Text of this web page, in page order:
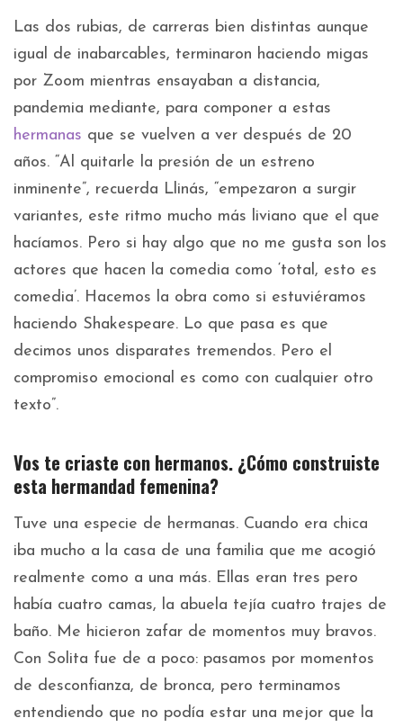
Las dos rubias, de carreras bien distintas aunque
igual de inabarcables, terminaron haciendo migas
por Zoom mientras ensayaban a distancia,
pandemia mediante, para componer a estas
hermanas que se vuelven a ver después de 20
años. “Al quitarle la presión de un estreno
inminente”, recuerda Llinás, “empezaron a surgir
variantes, este ritmo mucho más liviano que el que
hacíamos. Pero si hay algo que no me gusta son los
actores que hacen la comedia como ‘total, esto es
comedia’. Hacemos la obra como si estuviéramos
haciendo Shakespeare. Lo que pasa es que
decimos unos disparates tremendos. Pero el
compromiso emocional es como con cualquier otro
texto”.
Vos te criaste con hermanos. ¿Cómo construiste
esta hermandad femenina?
Tuve una especie de hermanas. Cuando era chica
iba mucho a la casa de una familia que me acogió
realmente como a una más. Ellas eran tres pero
había cuatro camas, la abuela tejía cuatro trajes de
baño. Me hicieron zafar de momentos muy bravos.
Con Solita fue de a poco: pasamos por momentos
de desconfianza, de bronca, pero terminamos
entendiendo que no podía estar una mejor que la